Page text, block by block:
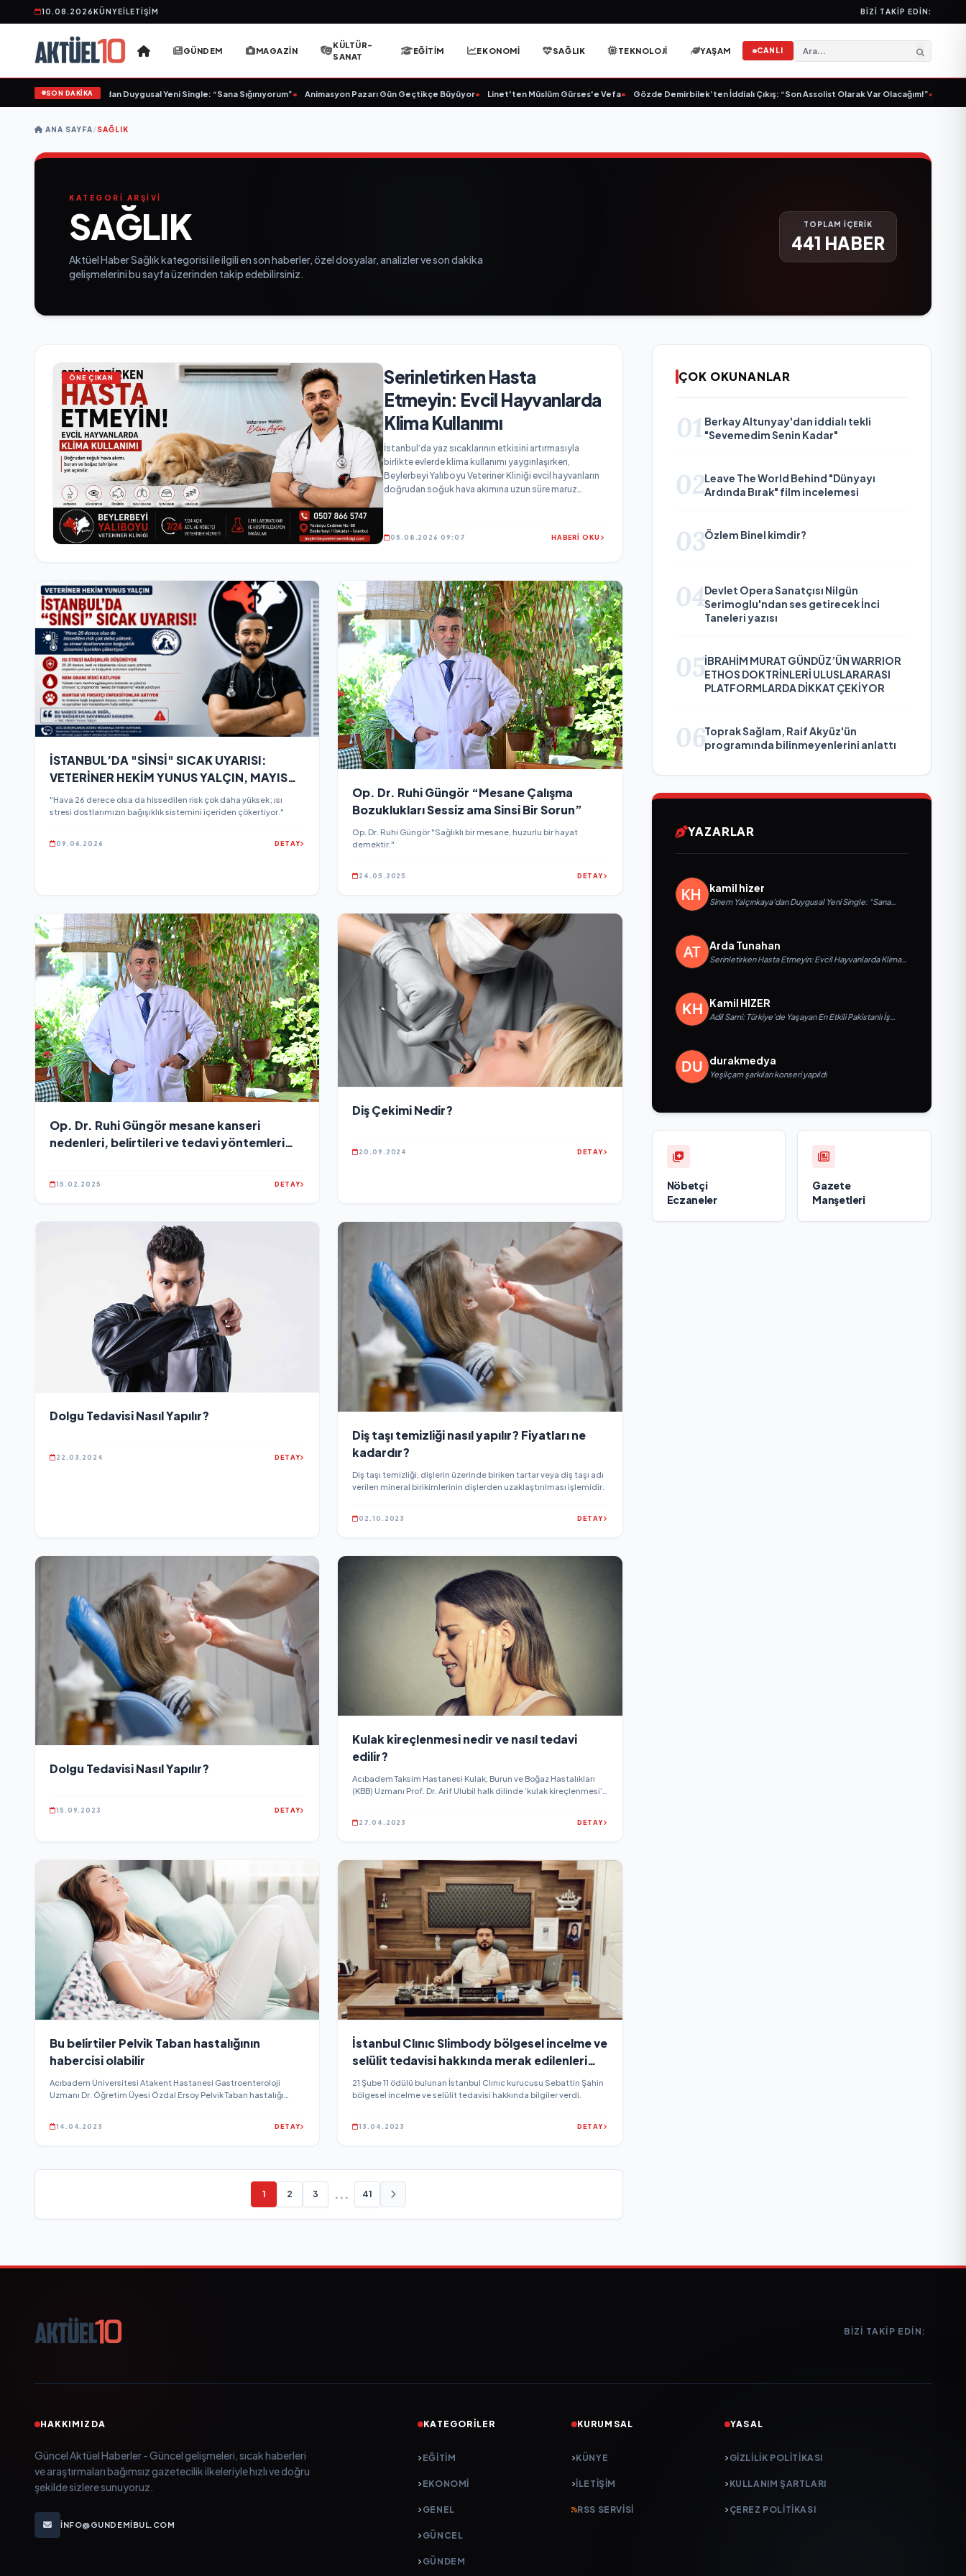
10.08.2026KÜNYEİLETIŞIM BIZI TAKIP EDIN:
GÜNDEM MAGAZIN
KÜLTÜR-
SANAT
EĞITIM EKONOMI SAĞLIK TEKNOLOJI YAŞAM CANLI
SON DAKİKA
Sinem Yalçınkaya’dan Duygusal Yeni Single: “Sana Sığınıyorum”• Animasyon Pazarı Gün Geçtikçe Büyüyor• Linet'ten Müslüm Gürses'e Vefa• Gözde Demirbilek’ten İddialı Çıkış: “Son Assolist Olarak Var Olacağım!”• Şennur
ANA SAYFA/SAĞLIK
KATEGORİ ARŞİVİ
SAĞLIK
Aktüel Haber Sağlık kategorisi ile ilgili en son haberler, özel dosyalar, analizler ve son dakika
gelişmelerini bu sayfa üzerinden takip edebilirsiniz.
TOPLAM İÇERİK
441 HABER
ÖNE ÇIKAN
Serinletirken Hasta
Etmeyin: Evcil Hayvanlarda
Klima Kullanımı
İstanbul’da yaz sıcaklarının etkisini artırmasıyla
birlikte evlerde klima kullanımı yaygınlaşırken,
Beylerbeyi Yalıboyu Veteriner Kliniği evcil hayvanların
doğrudan soğuk hava akımına uzun süre maruz
05.08.2026 09:07 HABERİ OKU
İSTANBUL’DA "SİNSİ" SICAK UYARISI:
VETERİNER HEKİM YUNUS YALÇIN, MAYIS
AYINDAKİ GİZLİ TEHLİKEYE DİKKAT ÇEKTİ!
"Hava 26 derece olsa da hissedilen risk çok daha yüksek; ısı
stresi dostlarımızın bağışıklık sistemini içeriden çökertiyor."
09.06.2026 DETAY
Op. Dr. Ruhi Güngör “Mesane Çalışma
Bozuklukları Sessiz ama Sinsi Bir Sorun”
Op. Dr. Ruhi Güngör "Sağlıklı bir mesane, huzurlu bir hayat
demektir."
24.05.2025 DETAY
Op. Dr. Ruhi Güngör mesane kanseri
nedenleri, belirtileri ve tedavi yöntemleri
15.02.2025 DETAY
Diş Çekimi Nedir?
20.09.2024 DETAY
Dolgu Tedavisi Nasıl Yapılır?
22.03.2024 DETAY
Diş taşı temizliği nasıl yapılır? Fiyatları ne
kadardır?
Diş taşı temizliği, dişlerin üzerinde biriken tartar veya diş taşı adı
verilen mineral birikimlerinin dişlerden uzaklaştırılması işlemidir.
02.10.2023 DETAY
Dolgu Tedavisi Nasıl Yapılır?
15.09.2023 DETAY
Kulak kireçlenmesi nedir ve nasıl tedavi
edilir?
Acıbadem Taksim Hastanesi Kulak, Burun ve Boğaz Hastalıkları
(KBB) Uzmanı Prof. Dr. Arif Ulubil halk dilinde ‘kulak kireçlenmesi’
27.04.2023 DETAY
Bu belirtiler Pelvik Taban hastalığının
habercisi olabilir
Acıbadem Üniversitesi Atakent Hastanesi Gastroenteroloji
Uzmanı Dr. Öğretim Üyesi Özdal Ersoy Pelvik Taban hastalığı
14.04.2023 DETAY
İstanbul Clınıc Slimbody bölgesel incelme ve
selülit tedavisi hakkında merak edilenleri
açıkladı.
21 Şube 11 ödülü bulunan İstanbul Clınıc kurucusu Sebattin Şahin
bölgesel incelme ve selülit tedavisi hakkında bilgiler verdi.
13.04.2023 DETAY
1 2 3 ... 41
ÇOK OKUNANLAR
01 Berkay Altunyay'dan iddialı tekli
"Sevemedim Senin Kadar"
02Leave The World Behind "Dünyayı
Ardında Bırak" film incelemesi
03Özlem Binel kimdir?
04Devlet Opera Sanatçısı Nilgün
Serimoglu'ndan ses getirecek İnci
Taneleri yazısı
05İBRAHİM MURAT GÜNDÜZ’ÜN WARRIOR
ETHOS DOKTRİNLERİ ULUSLARARASI
PLATFORMLARDA DİKKAT ÇEKİYOR
06Toprak Sağlam, Raif Akyüz'ün
programında bilinmeyenlerini anlattı
YAZARLAR
kamil hizer
Sinem Yalçınkaya’dan Duygusal Yeni Single: “Sana
Arda Tunahan
Serinletirken Hasta Etmeyin: Evcil Hayvanlarda Klima
Kamil HIZER
Adil Sami: Türkiye’de Yaşayan En Etkili Pakistanlı İş
durakmedya
Yeşilçam şarkıları konseri yapıldı
Nöbetçi
Eczaneler
Gazete
Manşetleri
BIZI TAKIP EDIN:
HAKKIMIZDA
Güncel Aktüel Haberler - Güncel gelişmeleri, sıcak haberleri
ve araştırmaları bağımsız gazetecilik ilkeleriyle hızlı ve doğru
şekilde sizlere sunuyoruz.
INFO@GUNDEMIBUL.COM
KATEGORILER
EĞITIM
EKONOMI
GENEL
GÜNCEL
GÜNDEM
KURUMSAL
KÜNYE
İLETIŞIM
RSS SERVISI
YASAL
GIZLILIK POLITIKASI
KULLANIM ŞARTLARI
ÇEREZ POLITIKASI